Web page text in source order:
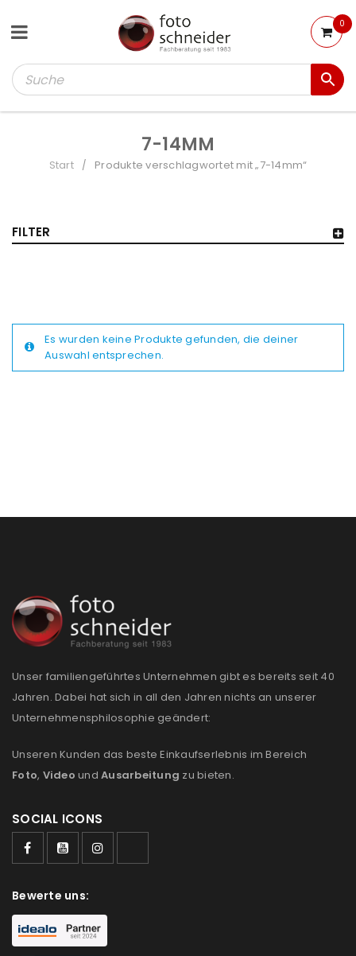
0
7-14MM
Start / Produkte verschlagwortet mit „7-14mm“
FILTER
Es wurden keine Produkte gefunden, die deiner
Auswahl entsprechen.
Unser familiengeführtes Unternehmen gibt es bereits seit 40
Jahren. Dabei hat sich in all den Jahren nichts an unserer
Unternehmensphilosophie geändert:
Unseren Kunden das beste Einkaufserlebnis im Bereich
Foto, Video und Ausarbeitung zu bieten.
SOCIAL ICONS
Bewerte uns: